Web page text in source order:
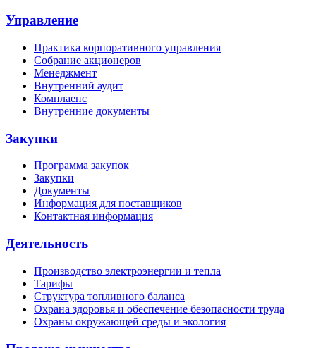
Управление
Практика корпоративного управления
Собрание акционеров
Менеджмент
Внутренний аудит
Комплаенс
Внутренние документы
Закупки
Программа закупок
Закупки
Документы
Информация для поставщиков
Контактная информация
Деятельность
Производство электроэнергии и тепла
Тарифы
Структура топливного баланса
Охрана здоровья и обеспечение безопасности труда
Охраны окружающей среды и экология